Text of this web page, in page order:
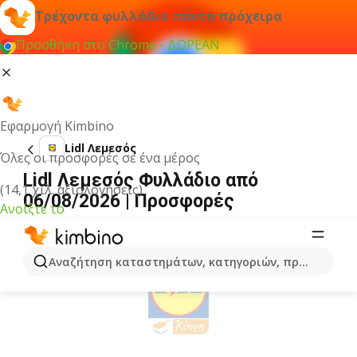
Τρέχοντα φυλλάδια πάντα πρόχειρα
Προσθήκη στο Chrome - ΔΩΡΕΑΝ
Εφαρμογή Kimbino
Όλες οι προσφορές σε ένα μέρος
(14,1 χιλ. αξιολογήσεις)
Ανοίξτε το
Αναζήτηση καταστημάτων, κατηγοριών, προϊόντων...
Lidl Λεμεσός
Lidl Λεμεσός Φυλλάδιο από
06/08/2026 | Προσφορές